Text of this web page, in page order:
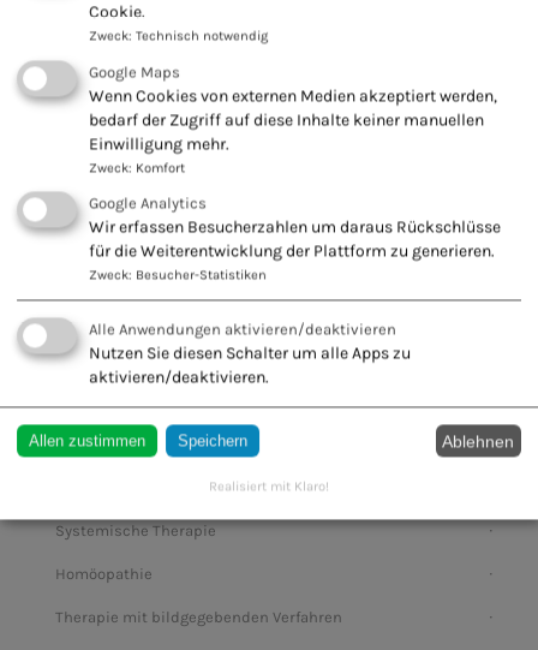
Qi Gong
Religions- und Extremismustherapie
Sauerstoff-Ozon-Therapie
Schmerztherapie SVG
Shiatsu
Suchtberatung/Suchttherapie
Sexualtherapie
Sterbe- und Trauerbegleiter (w/m/d)
Spirituelle Psychotherapie
Systemische Therapie
Homöopathie
Therapie mit bildgegebenden Verfahren
Cookie.
Zweck: Technisch notwendig
Google Maps
Wenn Cookies von externen Medien akzeptiert werden,
bedarf der Zugriff auf diese Inhalte keiner manuellen
Einwilligung mehr.
Zweck: Komfort
Google Analytics
Wir erfassen Besucherzahlen um daraus Rückschlüsse
für die Weiterentwicklung der Plattform zu generieren.
Zweck: Besucher-Statistiken
Alle Anwendungen aktivieren/deaktivieren
Nutzen Sie diesen Schalter um alle Apps zu
aktivieren/deaktivieren.
Allen zustimmen Speichern Ablehnen
Realisiert mit Klaro!